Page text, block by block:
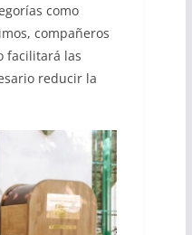
como
compañeros
facilitará las
reducir la